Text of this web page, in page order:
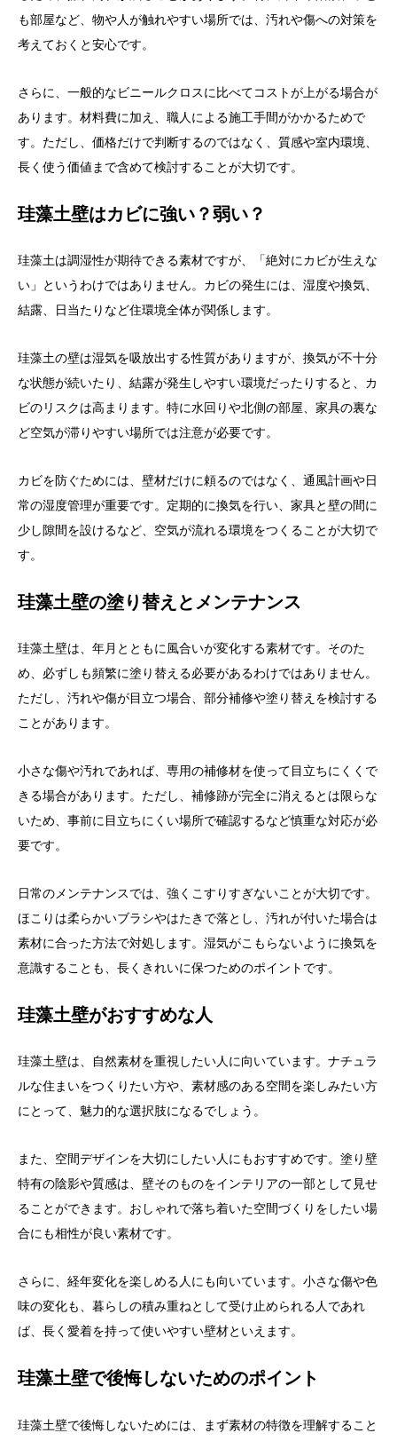
も部屋など、物や人が触れやすい場所では、汚れや傷への対策を
考えておくと安心です。
さらに、一般的なビニールクロスに比べてコストが上がる場合が
あります。材料費に加え、職人による施工手間がかかるためで
す。ただし、価格だけで判断するのではなく、質感や室内環境、
長く使う価値まで含めて検討することが大切です。
珪藻土壁はカビに強い？弱い？
珪藻土は調湿性が期待できる素材ですが、「絶対にカビが生えな
い」というわけではありません。カビの発生には、湿度や換気、
結露、日当たりなど住環境全体が関係します。
珪藻土の壁は湿気を吸放出する性質がありますが、換気が不十分
な状態が続いたり、結露が発生しやすい環境だったりすると、カ
ビのリスクは高まります。特に水回りや北側の部屋、家具の裏な
ど空気が滞りやすい場所では注意が必要です。
カビを防ぐためには、壁材だけに頼るのではなく、通風計画や日
常の湿度管理が重要です。定期的に換気を行い、家具と壁の間に
少し隙間を設けるなど、空気が流れる環境をつくることが大切で
す。
珪藻土壁の塗り替えとメンテナンス
珪藻土壁は、年月とともに風合いが変化する素材です。そのた
め、必ずしも頻繁に塗り替える必要があるわけではありません。
ただし、汚れや傷が目立つ場合、部分補修や塗り替えを検討する
ことがあります。
小さな傷や汚れであれば、専用の補修材を使って目立ちにくくで
きる場合があります。ただし、補修跡が完全に消えるとは限らな
いため、事前に目立ちにくい場所で確認するなど慎重な対応が必
要です。
日常のメンテナンスでは、強くこすりすぎないことが大切です。
ほこりは柔らかいブラシやはたきで落とし、汚れが付いた場合は
素材に合った方法で対処します。湿気がこもらないように換気を
意識することも、長くきれいに保つためのポイントです。
珪藻土壁がおすすめな人
珪藻土壁は、自然素材を重視したい人に向いています。ナチュラ
ルな住まいをつくりたい方や、素材感のある空間を楽しみたい方
にとって、魅力的な選択肢になるでしょう。
また、空間デザインを大切にしたい人にもおすすめです。塗り壁
特有の陰影や質感は、壁そのものをインテリアの一部として見せ
ることができます。おしゃれで落ち着いた空間づくりをしたい場
合にも相性が良い素材です。
さらに、経年変化を楽しめる人にも向いています。小さな傷や色
味の変化も、暮らしの積み重ねとして受け止められる人であれ
ば、長く愛着を持って使いやすい壁材といえます。
珪藻土壁で後悔しないためのポイント
珪藻土壁で後悔しないためには、まず素材の特徴を理解すること